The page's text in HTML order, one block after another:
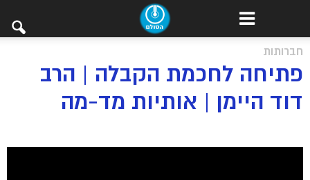
חברותות
פתיחה לחכמת הקבלה | הרב
דוד היימן | אותיות מד-מה